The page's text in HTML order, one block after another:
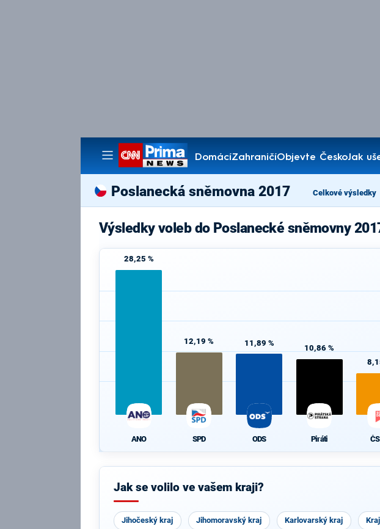
DomácíZahraničíObjevte ČeskoJak
Pořady
Poslanecká sněmovna 2017 Celkové výsledky
Výsledky voleb do Poslanecké sněmovny
28,25 %
ANO
12,19 %
SPD
11,89 %
ODS
10,86 %
Piráti
Jak se volilo ve vašem kraji?
Jihočeský kraj Jihomoravský kraj Karlovarský kraj